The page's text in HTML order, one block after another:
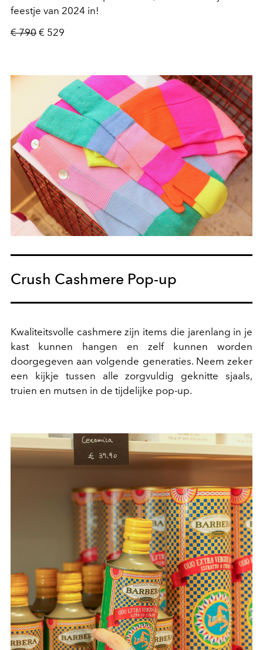
feestje van 2024 in!
€ 790 € 529
Crush Cashmere Pop-up
Kwaliteitsvolle cashmere zijn items die jarenlang in je
kast kunnen hangen en zelf kunnen worden
doorgegeven aan volgende generaties. Neem zeker
een kijkje tussen alle zorgvuldig geknitte sjaals,
truien en mutsen in de tijdelijke pop-up.